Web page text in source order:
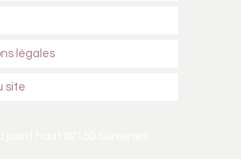
légales
site